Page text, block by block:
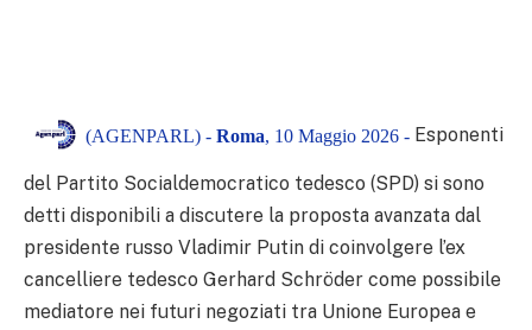
(AGENPARL) - Roma, 10 Maggio 2026 - Esponenti
del Partito Socialdemocratico tedesco (SPD) si sono
detti disponibili a discutere la proposta avanzata dal
presidente russo Vladimir Putin di coinvolgere l’ex
cancelliere tedesco Gerhard Schröder come possibile
mediatore nei futuri negoziati tra Unione Europea e